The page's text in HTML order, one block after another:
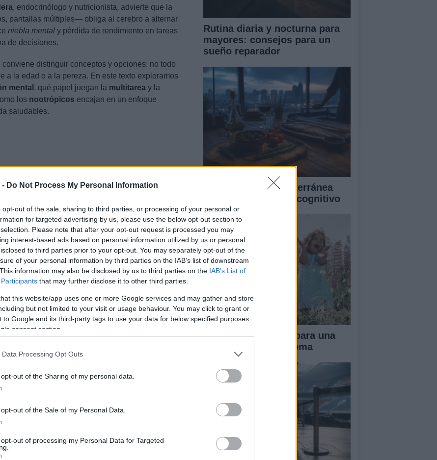
- Do Not Process My Personal Information
opt-out of the sale, sharing to third parties, or processing of your personal or
for targeted advertising by us, please use the below opt-out section to
Please note that after your opt-out request is processed you may
interest-based ads based on personal information utilized by us or personal
to third parties prior to your opt-out. You may separately opt-out of the
of your personal information by third parties on the IAB’s list of downstream
information may also be disclosed by us to third parties on the IAB’s List of
that may further disclose it to other third parties.
this website/app uses one or more Google services and may gather and store
but not limited to your visit or usage behaviour. You may click to grant or
to Google and its third-party tags to use your data for below specified purposes
consent section.
Data Processing Opt Outs
out of the Sharing of my personal data.
out of the Sale of my Personal Data.
out of processing my Personal Data for Targeted
, endocrinólogo y nutricionista, advierte que la
pantallas múltiples— obliga al cerebro a alternar
niebla mental y pérdida de rendimiento en tareas
de decisiones.
distinguir conceptos y opciones: no todo
a la edad o a la pereza. En este texto exploramos
mental , qué papel juegan la multitarea y la
los nootrópicos encajan en un enfoque
saludables.
para gestionar constantemente cambios
saltamos de una actividad a otra, la corteza frontal
neuronales; ese esfuerzo repetido consume
denomina saturación. El resultado puede
para concentrarse o sensación de que “la
no implican pérdida de inteligencia, sino una
del foco mental.
Rutina diaria y nocturna para
mayores: consejos para un
sueño reparador
Cómo la dieta mediterránea
mejora el bienestar cognitivo
Crianza tradicional para una
infancia más autónoma